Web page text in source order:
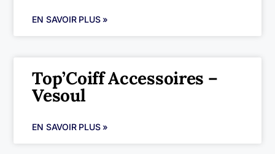
EN SAVOIR PLUS »
Top’Coiff Accessoires –
Vesoul
EN SAVOIR PLUS »